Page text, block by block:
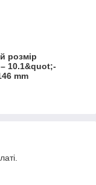
розмір
– 10.1&quot;-
mm